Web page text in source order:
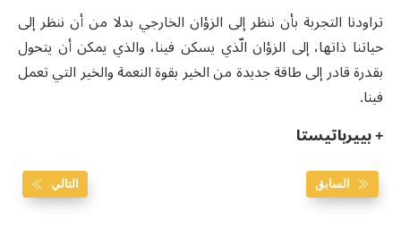
تراودنا التجربة بأن ننظر إلى الزؤان الخارجي بدلا من أن ننظر إلى
حياتنا ذاتها، إلى الزؤان الّذي يسكن فينا، والذي يمكن أن يتحول
بقدرة قادر إلى طاقة جديدة من الخير بقوة النعمة والخير التي تعمل
فينا.
+ بييرباتيستا
السابق التالي